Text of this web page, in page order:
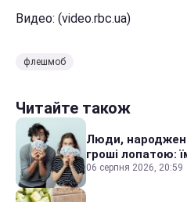
Видео: (video.rbc.ua)
флешмоб
Читайте також
Люди,
гроші лопатою:
06 серпня 2026, 20:59